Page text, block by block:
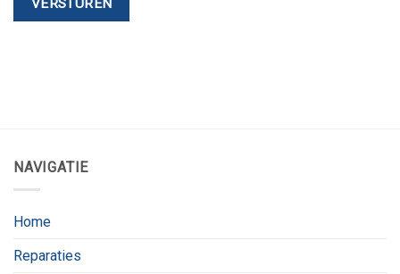
NAVIGATIE
Home
Reparaties